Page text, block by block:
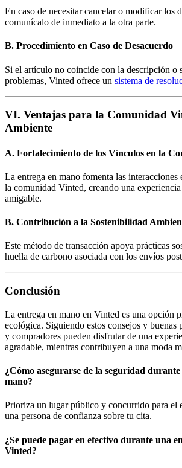
En caso de necesitar cancelar o modificar los
comunícalo de inmediato a la otra parte.
B. Procedimiento en Caso de Desacuerdo
Si el artículo no coincide con la descripción o
problemas, Vinted ofrece un sistema de
VI. Ventajas para la Comunidad
Ambiente
A. Fortalecimiento de los Vínculos en la
La entrega en mano fomenta las interacciones
la comunidad Vinted, creando una
amigable.
B. Contribución a la Sostenibilidad
Este método de transacción apoya prácticas
huella de carbono asociada con los envíos
Conclusión
La entrega en mano en Vinted es una opción
ecológica. Siguiendo estos consejos y buenas
y compradores pueden disfrutar de una
agradable, mientras contribuyen a una moda
¿Cómo asegurarse de la seguridad
mano?
Prioriza un lugar público y concurrido para el
una persona de confianza sobre tu cita.
¿Se puede pagar en efectivo durante una
Vinted?